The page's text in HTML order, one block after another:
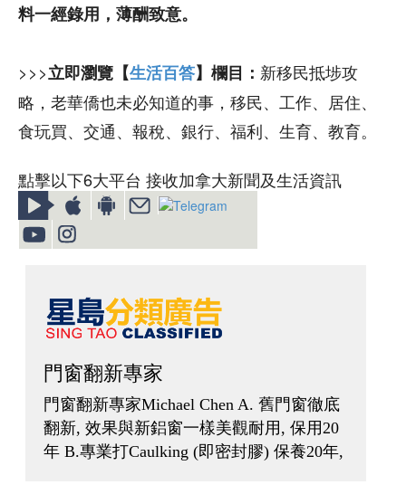
料一經錄用，薄酬致意。
>>>立即瀏覽【生活百答】欄目： 新移民抵埗攻
略，老華僑也未必知道的事，移民、工作、居住、
食玩買、交通、報稅、銀行、福利、生育、教育。
點擊以下6大平台 接收加拿大新聞及生活資訊